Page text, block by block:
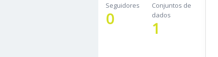
Seguidores
0
Conjuntos de
dados
1